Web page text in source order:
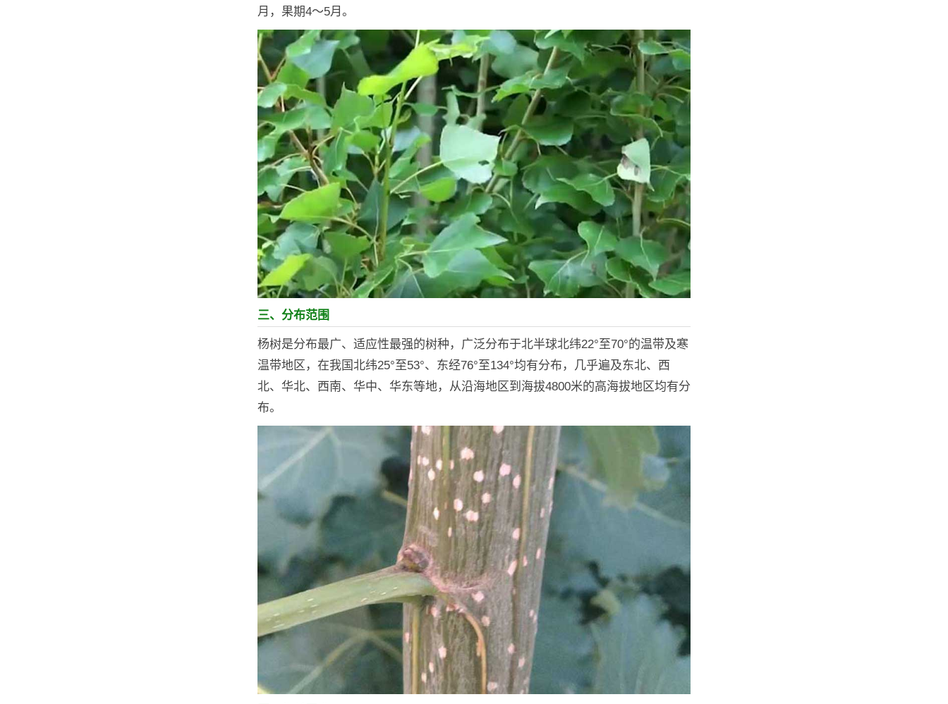
月，果期4～5月。
三、分布范围
杨树是分布最广、适应性最强的树种，广泛分布于北半球北纬22°至70°的温带及寒
温带地区，在我国北纬25°至53°、东经76°至134°均有分布，几乎遍及东北、西
北、华北、西南、华中、华东等地，从沿海地区到海拔4800米的高海拔地区均有分
布。